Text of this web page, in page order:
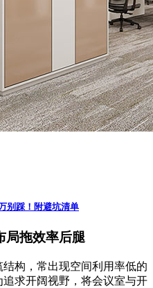
别踩！附避坑清单
局拖效率后腿
构，常出现空间利用率低的
求开阔视野，将会议室与开